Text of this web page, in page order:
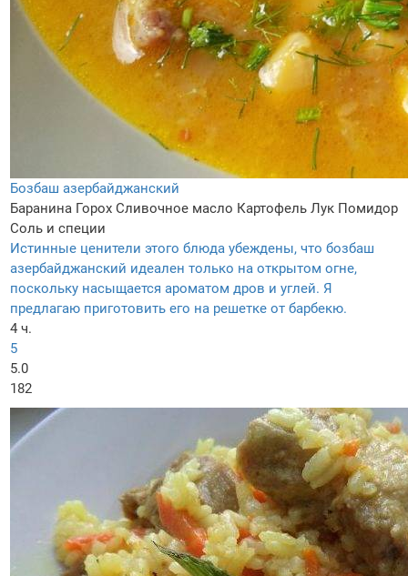
Бозбаш азербайджанский
Баранина Горох Сливочное масло Картофель Лук Помидор
Соль и специи
Истинные ценители этого блюда убеждены, что бозбаш
азербайджанский идеален только на открытом огне,
поскольку насыщается ароматом дров и углей. Я
предлагаю приготовить его на решетке от барбекю.
4 ч.
5
5.0
182